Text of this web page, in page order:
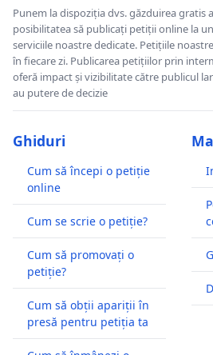
Punem la dispoziția dvs. găzduirea gratis
posibilitatea să publicați petiții online la
serviciile noastre dedicate. Petițiile
în fiecare zi. Publicarea petițiilor prin
oferă impact și vizibilitate către publicul
au putere de decizie
Ghiduri
Cum să începi o petiție
online
Cum se scrie o petiție?
Cum să promovați o
petiție?
Cum să obții apariții în
presă pentru petiția ta